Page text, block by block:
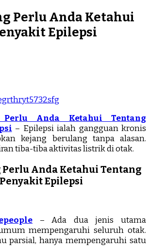
Perlu Anda Ketahui
Epilepsi
Perlu Anda Ketahui Tentang
– Epilepsi ialah gangguan kronis
kejang berulang tanpa alasan.
tiba-tiba aktivitas listrik di otak.
Perlu Anda Ketahui Tentang
Penyakit Epilepsi
– Ada dua jenis utama
mempengaruhi seluruh otak.
parsial, hanya mempengaruhi satu